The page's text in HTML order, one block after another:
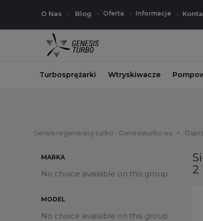
O Nas Blog Oferta Informacje
Turbosprężarki Wtryskiwacze
Serwis regeneracji turbo - Genesisturbo.eu
MARKA
No choice available on this group
MODEL
No choice available on this group
2